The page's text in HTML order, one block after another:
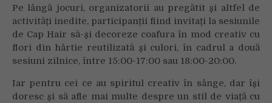
între
19-
23
iulie,
Pe lângă jocuri, organizatorii au pregătit și altfel de
activități inedite, participanții fiind invitați la sesiunile
de Cap Hair să-și decoreze coafura în mod creativ cu
flori din hârtie reutilizată și culori, în cadrul a două
sesiuni zilnice, între 15:00-17:00 sau 18:00-20:00.
Iar pentru cei ce au spiritul creativ în sânge, dar își
doresc și să afle mai multe despre un stil de viață cu